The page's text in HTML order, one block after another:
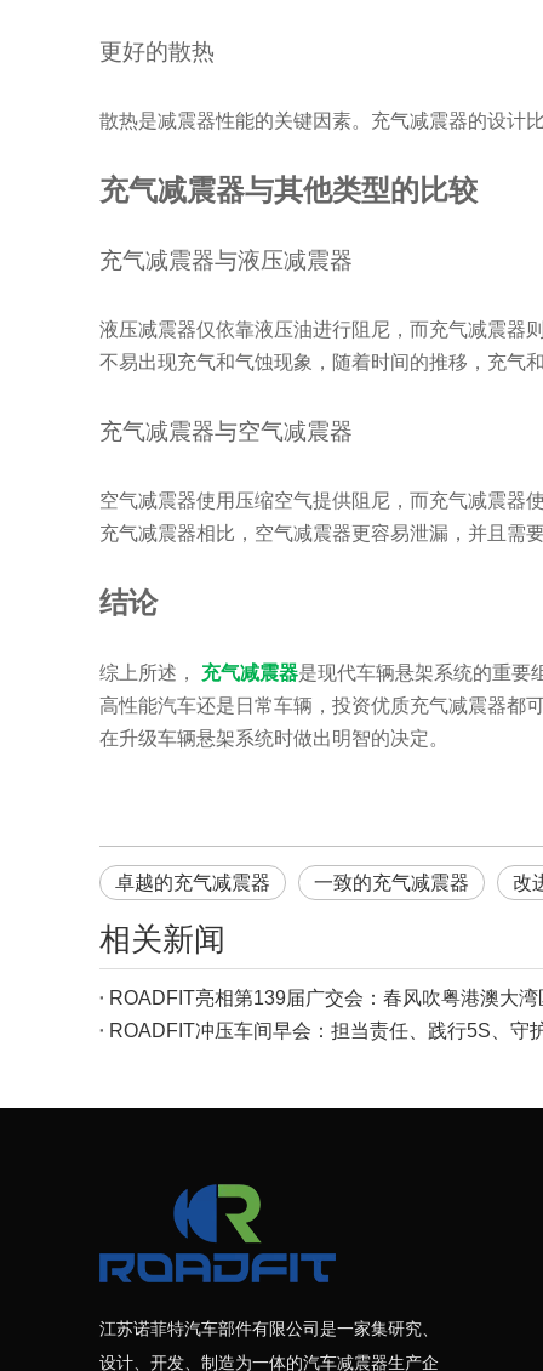
更好的散热
散热是减震器性能的关键因素。充气减震器的设计
充气减震器与其他类型的比较
充气减震器与液压减震器
液压减震器仅依靠液压油进行阻尼，而充气减震器
不易出现充气和气蚀现象，随着时间的推移，充气
充气减震器与空气减震器
空气减震器使用压缩空气提供阻尼，而充气减震器
充气减震器相比，空气减震器更容易泄漏，并且需
结论
综上所述， 充气减震器是现代车辆悬架系统的重要
高性能汽车还是日常车辆，投资优质充气减震器都
在升级车辆悬架系统时做出明智的决定。
卓越的充气减震器 一致的充气减震器 改
相关新闻
江苏诺菲特汽车部件有限公司是一家集研究、
设计、开发、制造为一体的汽车减震器生产企